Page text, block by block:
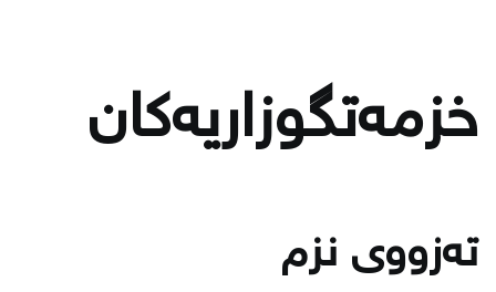
خزمەتگوزاریەكان
تەزووی نزم